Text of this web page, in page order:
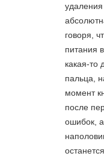
говоря,
питания
какая-то
пальца,
момент
после
ошибок,